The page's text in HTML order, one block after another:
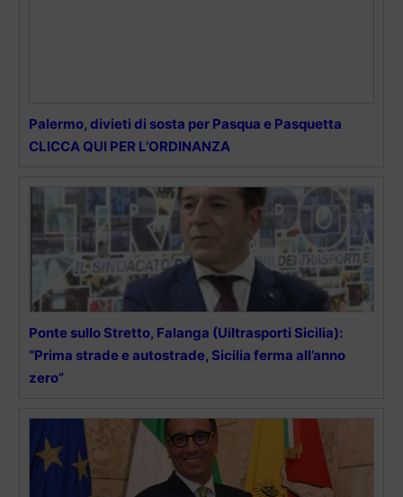
Palermo, divieti di sosta per Pasqua e Pasquetta
CLICCA QUI PER L’ORDINANZA
Ponte sullo Stretto, Falanga (Uiltrasporti Sicilia):
“Prima strade e autostrade, Sicilia ferma all’anno
zero”